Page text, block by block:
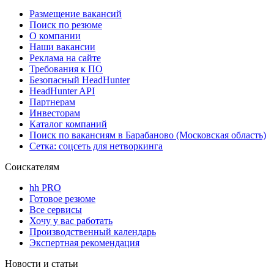
Размещение вакансий
Поиск по резюме
О компании
Наши вакансии
Реклама на сайте
Требования к ПО
Безопасный HeadHunter
HeadHunter API
Партнерам
Инвесторам
Каталог компаний
Поиск по вакансиям в Барабаново (Московская область)
Сетка: соцсеть для нетворкинга
Соискателям
hh PRO
Готовое резюме
Все сервисы
Хочу у вас работать
Производственный календарь
Экспертная рекомендация
Новости и статьи